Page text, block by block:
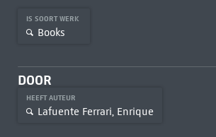
IS SOORT WERK
Books
DOOR
HEEFT AUTEUR
Lafuente Ferrari, Enrique